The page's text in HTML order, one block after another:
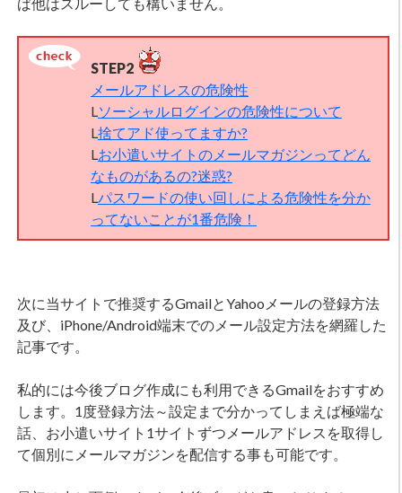
ば他はスルーしても構いません。
STEP2
メールアドレスの危険性
Lソーシャルログインの危険性について
L捨てアド使ってますか?
Lお小遣いサイトのメールマガジンってどん
なものがあるの?迷惑?
Lパスワードの使い回しによる危険性を分か
ってないことが1番危険！
次に当サイトで推奨するGmailとYahooメールの登録方法
及び、iPhone/Android端末でのメール設定方法を網羅した
記事です。
私的には今後ブログ作成にも利用できるGmailをおすすめ
します。1度登録方法～設定まで分かってしまえば極端な
話、お小遣いサイト1サイトずつメールアドレスを取得し
て個別にメールマガジンを配信する事も可能です。